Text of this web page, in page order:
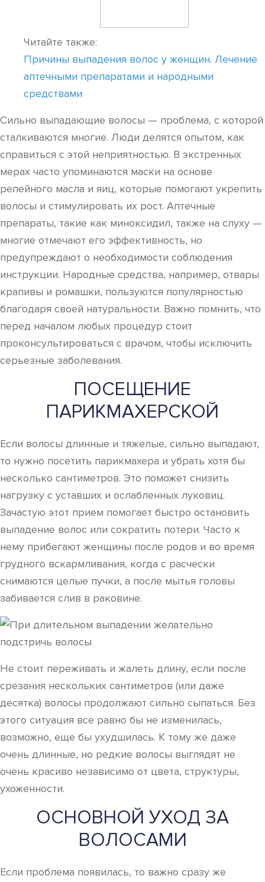
Читайте также:
Причины выпадения волос у женщин. Лечение
аптечными препаратами и народными
средствами
Сильно выпадающие волосы — проблема, с которой
сталкиваются многие. Люди делятся опытом, как
справиться с этой неприятностью. В экстренных
мерах часто упоминаются маски на основе
репейного масла и яиц, которые помогают укрепить
волосы и стимулировать их рост. Аптечные
препараты, такие как миноксидил, также на слуху —
многие отмечают его эффективность, но
предупреждают о необходимости соблюдения
инструкции. Народные средства, например, отвары
крапивы и ромашки, пользуются популярностью
благодаря своей натуральности. Важно помнить, что
перед началом любых процедур стоит
проконсультироваться с врачом, чтобы исключить
серьезные заболевания.
ПОСЕЩЕНИЕ
ПАРИКМАХЕРСКОЙ
Если волосы длинные и тяжелые, сильно выпадают,
то нужно посетить парикмахера и убрать хотя бы
несколько сантиметров. Это поможет снизить
нагрузку с уставших и ослабленных луковиц.
Зачастую этот прием помогает быстро остановить
выпадение волос или сократить потери. Часто к
нему прибегают женщины после родов и во время
грудного вскармливания, когда с расчески
снимаются целые пучки, а после мытья головы
забивается слив в раковине.
Не стоит переживать и жалеть длину, если после
срезания нескольких сантиметров (или даже
десятка) волосы продолжают сильно сыпаться. Без
этого ситуация все равно бы не изменилась,
возможно, еще бы ухудшилась. К тому же даже
очень длинные, но редкие волосы выглядят не
очень красиво независимо от цвета, структуры,
ухоженности.
ОСНОВНОЙ УХОД ЗА
ВОЛОСАМИ
Если проблема появилась, то важно сразу же